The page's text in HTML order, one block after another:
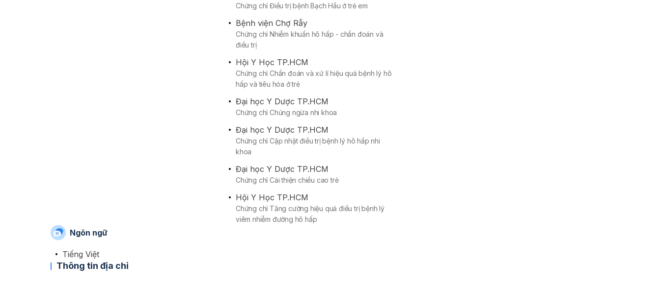
Chứng chỉ Điều trị bệnh Bạch Hầu ở trẻ em
Bệnh viện Chợ Rẫy
Chứng chỉ Nhiễm khuẩn hô hấp - chẩn đoán và
điều trị
Hội Y Học TP.HCM
Chứng chỉ Chẩn đoán và xử lí hiệu quả bệnh lý hô
hấp và tiêu hóa ở trẻ
Đại học Y Dược TP.HCM
Chứng chỉ Chủng ngừa nhi khoa
Đại học Y Dược TP.HCM
Chứng chỉ Cập nhật điều trị bệnh lý hô hấp nhi
khoa
Đại học Y Dược TP.HCM
Chứng chỉ Cải thiện chiều cao trẻ
Hội Y Học TP.HCM
Chứng chỉ Tăng cường hiệu quả điều trị bệnh lý
viêm nhiễm đường hô hấp
Ngôn ngữ
Tiếng Việt
Thông tin địa chỉ